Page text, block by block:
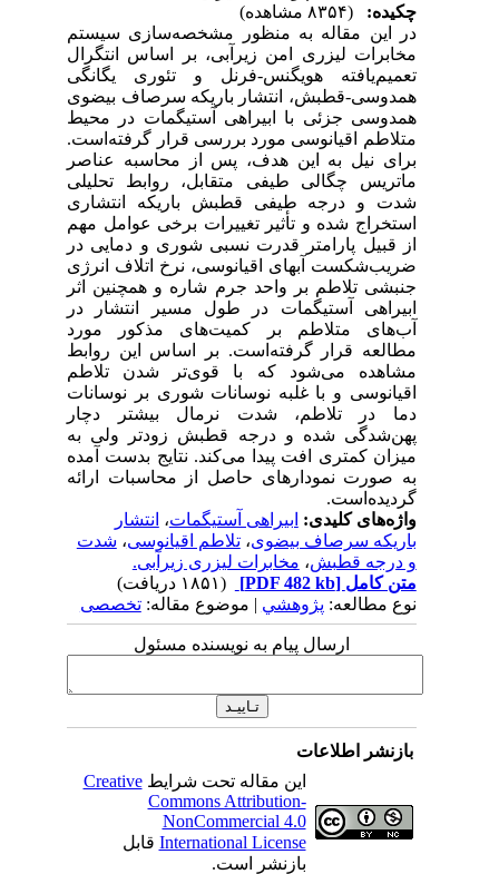
چکیده:
در این مقاله به منظور مشخصه‌سازی سیستم
مخابرات لیزری امن زیرآبی، بر اساس انتگرال
تعمیم‌یافته هویگنس-فرنل و تئوری یگانگی
همدوسی-قطبش، انتشار باریکه سرصاف بیضوی
همدوسی جزئی با ابیراهی آستیگمات در محیط
متلاطم اقیانوسی مورد بررسی قرار گرفته‌است.
برای نیل به این هدف، پس از محاسبه عناصر
ماتریس چگالی طیفی متقابل، روابط تحلیلی
شدت و درجه طیفی قطبش باریکه انتشاری
استخراج شده و تأثیر تغییرات برخی عوامل مهم
از قبیل پارامتر قدرت نسبی شوری و دمایی در
ضریب‌شکست آبهای اقیانوسی، نرخ اتلاف انرژی
جنبشی تلاطم بر واحد جرم شاره و همچنین اثر
ابیراهی آستیگمات در طول مسیر انتشار در
آب‌های متلاطم بر کمیت‌های مذکور مورد
مطالعه قرار گرفته‌است. بر اساس این روابط
مشاهده می‌شود که با قوی‌تر شدن تلاطم
اقیانوسی و با غلبه نوسانات شوری بر نوسانات
دما در تلاطم، شدت نرمال بیشتر دچار
پهن‌شدگی شده و درجه قطبش زودتر ولی به
میزان کمتری افت پیدا می‌کند. نتایج بدست آمده
به صورت نمودارهای حاصل از محاسبات ارائه
گردیده‌است.
واژه‌های کلیدی:ابیراهی آستیگمات،انتشار
باریکه سرصاف بیضوی،تلاطم اقیانوسی،شدت
و درجه قطبش،مخابرات لیزری زیرآبی.
متن کامل[PDF 482 kb]
نوع مطالعه:پژوهشي| موضوع مقاله:تخصصی
ارسال پیام به نویسنده مسئول
بازنشر اطلاعات
این مقاله تحت شرایطCreative
Commons Attribution-
NonCommercial 4.0
International Licenseقابل
بازنشر است.